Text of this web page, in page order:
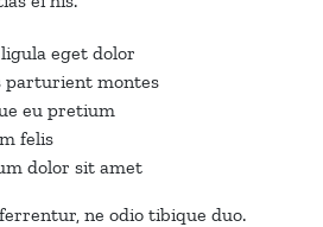
eget dolor
parturient montes
eu pretium
felis
dolor sit amet
ne odio tibique duo.